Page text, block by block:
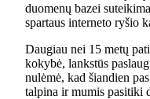
duomenų bazei
spartaus interneto ryšio
Daugiau nei 15 metų
kokybė, lankstūs
nulėmė, kad šiandien
talpina ir mumis pasitiki